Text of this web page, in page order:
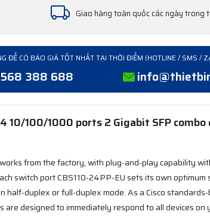
Giao hàng toàn quốc các ngày trong
ĐỂ CÓ BÁO GIÁ TỐT NHẤT TẠI THỜI ĐIỂM (HOTLINE / SMS /
388 688
10/100/1000 ports 2 Gigabit SFP combo​
works from the factory, with plug-and-play capability
switch port CBS110-24PP-EU sets its own optimum
duplex or full-duplex mode. As a Cisco
are designed to immediately respond to all devices on